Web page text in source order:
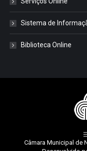
Sistema de
Biblioteca Online
Câmara Municipal de